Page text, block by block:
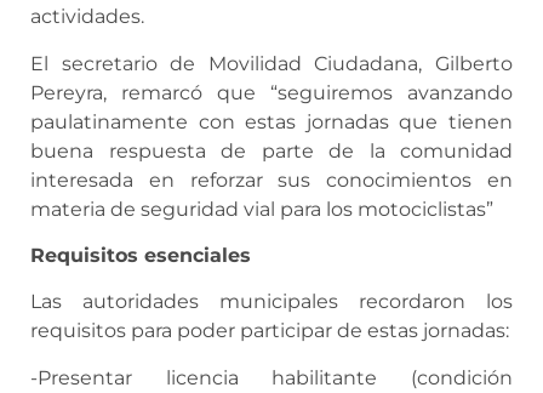
actividades.
El secretario de Movilidad Ciudadana, Gilberto
Pereyra, remarcó que “seguiremos avanzando
paulatinamente con estas jornadas que tienen
buena respuesta de parte de la comunidad
interesada en reforzar sus conocimientos en
materia de seguridad vial para los motociclistas”
Requisitos esenciales
Las autoridades municipales recordaron los
requisitos para poder participar de estas jornadas:
-Presentar licencia habilitante (condición